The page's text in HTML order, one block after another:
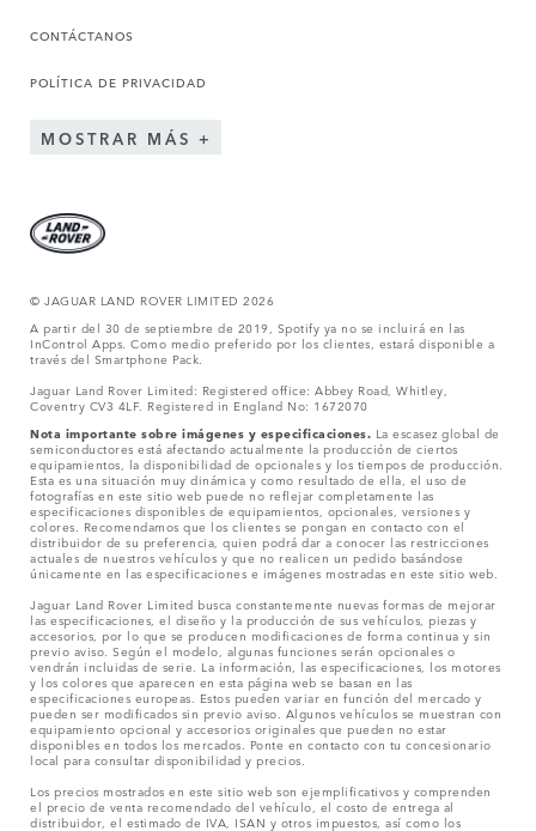
CONTÁCTANOS
POLÍTICA DE PRIVACIDAD
MOSTRAR MÁS
© JAGUAR LAND ROVER LIMITED 2026
A partir del 30 de septiembre de 2019, Spotify ya no se incluirá en las
InControl Apps. Como medio preferido por los clientes, estará disponible a
través del Smartphone Pack.
Jaguar Land Rover Limited: Registered office: Abbey Road, Whitley,
Coventry CV3 4LF. Registered in England No: 1672070
Nota importante sobre imágenes y especificaciones. La escasez global de
semiconductores está afectando actualmente la producción de ciertos
equipamientos, la disponibilidad de opcionales y los tiempos de producción.
Esta es una situación muy dinámica y como resultado de ella, el uso de
fotografías en este sitio web puede no reflejar completamente las
especificaciones disponibles de equipamientos, opcionales, versiones y
colores. Recomendamos que los clientes se pongan en contacto con el
distribuidor de su preferencia, quien podrá dar a conocer las restricciones
actuales de nuestros vehículos y que no realicen un pedido basándose
únicamente en las especificaciones e imágenes mostradas en este sitio web.
Jaguar Land Rover Limited busca constantemente nuevas formas de mejorar
las especificaciones, el diseño y la producción de sus vehículos, piezas y
accesorios, por lo que se producen modificaciones de forma continua y sin
previo aviso. Según el modelo, algunas funciones serán opcionales o
vendrán incluidas de serie. La información, las especificaciones, los motores
y los colores que aparecen en esta página web se basan en las
especificaciones europeas. Estos pueden variar en función del mercado y
pueden ser modificados sin previo aviso. Algunos vehículos se muestran con
equipamiento opcional y accesorios originales que pueden no estar
disponibles en todos los mercados. Ponte en contacto con tu concesionario
local para consultar disponibilidad y precios.
Los precios mostrados en este sitio web son ejemplificativos y comprenden
el precio de venta recomendado del vehículo, el costo de entrega al
distribuidor, el estimado de IVA, ISAN y otros impuestos, así como los